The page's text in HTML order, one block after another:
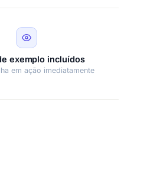
exemplo incluídos
em ação imediatamente